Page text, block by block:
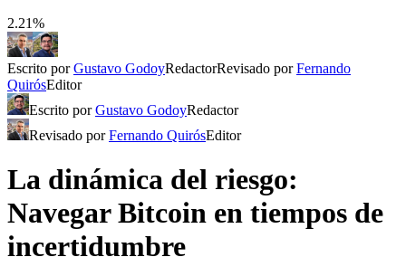
2.21%
Escrito porGustavo GodoyRedactorRevisado porFernando
QuirósEditor
Escrito porGustavo GodoyRedactor
Revisado porFernando QuirósEditor
La dinámica del riesgo:
Navegar Bitcoin en tiempos de
incertidumbre